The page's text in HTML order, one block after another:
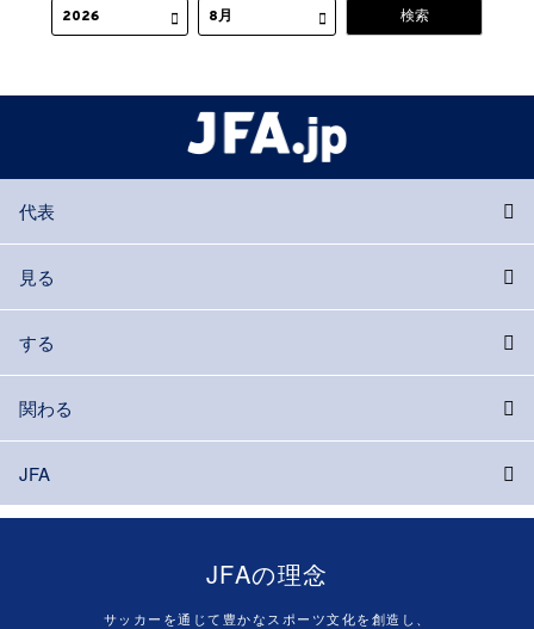
代表
見る
する
関わる
JFA
JFAの理念
サッカーを通じて豊かなスポーツ文化を創造し、